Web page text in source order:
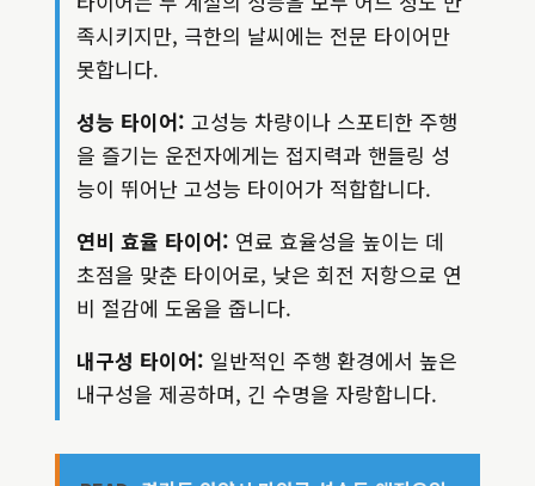
족시키지만, 극한의 날씨에는 전문 타이어만
못합니다.
성능 타이어: 고성능 차량이나 스포티한 주행
을 즐기는 운전자에게는 접지력과 핸들링 성
능이 뛰어난 고성능 타이어가 적합합니다.
연비 효율 타이어: 연료 효율성을 높이는 데
초점을 맞춘 타이어로, 낮은 회전 저항으로 연
비 절감에 도움을 줍니다.
내구성 타이어: 일반적인 주행 환경에서 높은
내구성을 제공하며, 긴 수명을 자랑합니다.